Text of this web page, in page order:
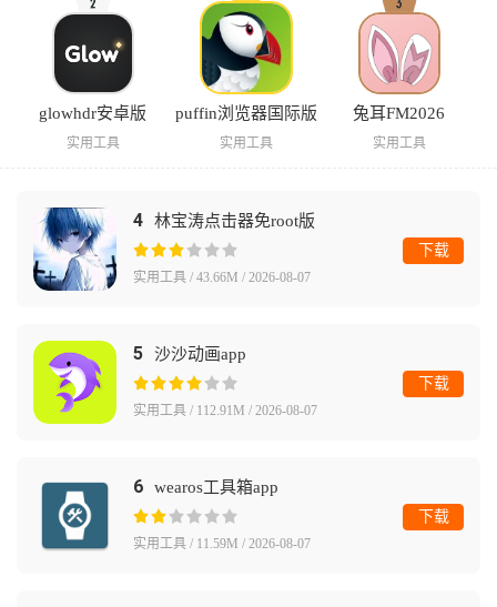
glowhdr安卓版
实用工具
puffin浏览器国际版
实用工具
兔耳FM2026
实用工具
4 林宝涛点击器免root版
实用工具 / 43.66M / 2026-08-07
下载
5 沙沙动画app
实用工具 / 112.91M / 2026-08-07
下载
6 wearos工具箱app
实用工具 / 11.59M / 2026-08-07
下载